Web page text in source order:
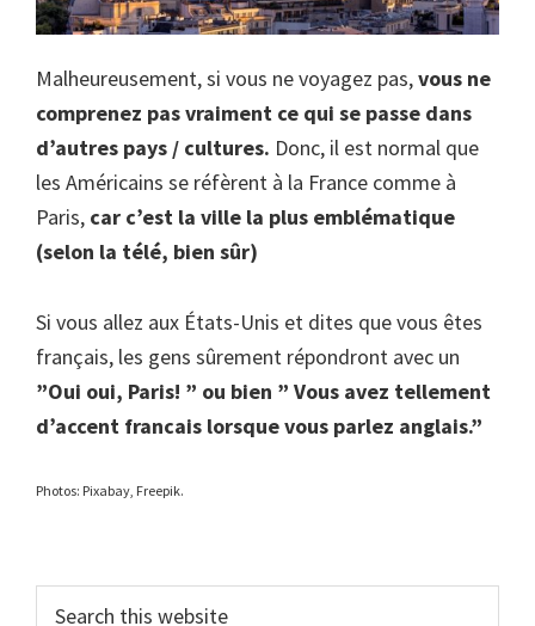
Malheureusement, si vous ne voyagez pas,vous ne
comprenez pas vraiment ce qui se passe dans
d’autres pays / cultures. Donc, il est normal que
les Américains se réfèrent à la France comme à
Paris, car c’est la ville la plus emblématique
(selon la télé, bien sûr)
Si vous allez aux États-Unis et dites que vous êtes
français, les gens sûrement répondront avec un
”Oui oui, Paris! ” ou bien ” Vous avez tellement
d’accent francais lorsque vous parlez anglais.”
Photos: Pixabay, Freepik.
Primary